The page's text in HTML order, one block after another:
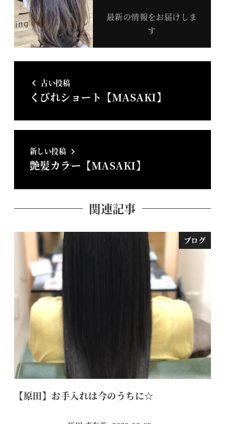
最新の情報をお届けしま
す
古い投稿
くびれショート【MASAKI】
新しい投稿
艶髪カラー【MASAKI】
関連記事
ブログ
【原田】お手入れは今のうちに☆